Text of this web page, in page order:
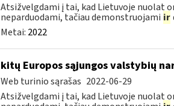
Atsižvelgdami į tai, kad Lietuvoje nuolat
neparduodami, tačiau demonstruojami ir
Metai: 2022
kitų Europos sąjungos valstybių
Web turinio sąrašas 2022-06-29
Atsižvelgdami į tai, kad Lietuvoje nuolat